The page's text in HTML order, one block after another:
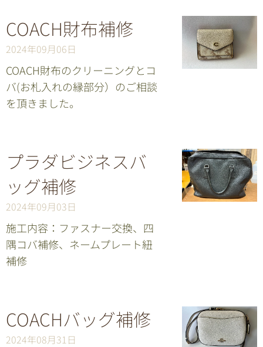
COACH財布補修
2024年09月06日
COACH財布のクリーニングとコ
バ(お札入れの縁部分）のご相談
を頂きました。
プラダビジネスバ
ッグ補修
2024年09月03日
施工内容：ファスナー交換、四
隅コバ補修、ネームプレート紐
補修
COACHバッグ補修
2024年08月31日